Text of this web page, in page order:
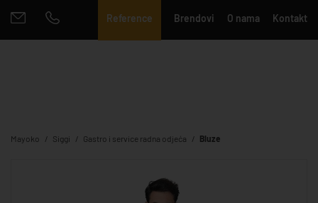
Reference Brendovi O nama Kontakt
Mayoko Siggi Gastro i service radna odjeća Bluze